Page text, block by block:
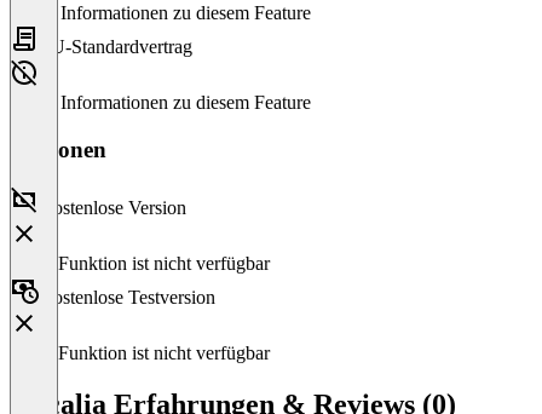
Keine Informationen zu diesem Feature
EU-Standardvertrag
Keine Informationen zu diesem Feature
Versionen
Kostenlose Version
Diese Funktion ist nicht verfügbar
Kostenlose Testversion
Diese Funktion ist nicht verfügbar
Inscalia Erfahrungen & Reviews (0)